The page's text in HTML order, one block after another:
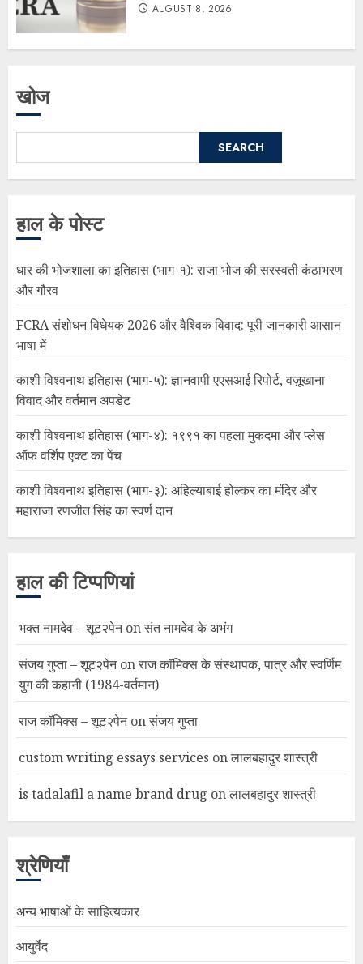
AUGUST 8, 2026
खोज
SEARCH
हाल के पोस्ट
धार की भोजशाला का इतिहास (भाग-१): राजा भोज की सरस्वती कंठाभरण
और गौरव
FCRA संशोधन विधेयक 2026 और वैश्विक विवाद: पूरी जानकारी आसान
भाषा में
काशी विश्वनाथ इतिहास (भाग-५): ज्ञानवापी एएसआई रिपोर्ट, वज़ूखाना
विवाद और वर्तमान अपडेट
काशी विश्वनाथ इतिहास (भाग-४): १९९१ का पहला मुकदमा और प्लेस
ऑफ वर्शिप एक्ट का पेंच
काशी विश्वनाथ इतिहास (भाग-३): अहिल्याबाई होल्कर का मंदिर और
महाराजा रणजीत सिंह का स्वर्ण दान
हाल की टिप्पणियां
भक्त नामदेव – शूट२पेनonसंत नामदेव के अभंग
संजय गुप्ता – शूट२पेनonराज कॉमिक्स के संस्थापक, पात्र और स्वर्णिम
युग की कहानी (1984-वर्तमान)
राज कॉमिक्स – शूट२पेनonसंजय गुप्ता
custom writing essays services onलालबहादुर शास्त्री
is tadalafil a name brand drug onलालबहादुर शास्त्री
श्रेणियाँ
अन्य भाषाओं के साहित्यकार
आयुर्वेद